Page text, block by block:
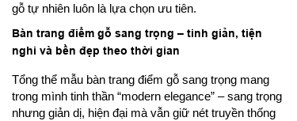
gỗ tự nhiên luôn là lựa chọn ưu tiên.
Bàn trang điểm gỗ sang trọng – tinh giản, tiện
nghi và bền đẹp theo thời gian
Tổng thể mẫu bàn trang điểm gỗ sang trọng mang
trong mình tinh thần “modern elegance” – sang trọng
nhưng giản dị, hiện đại mà vẫn giữ nét truyền thống